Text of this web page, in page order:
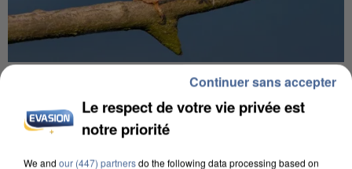
APRÈS TOUTES CES CANICULES, LES REFUGES
Le respect de votre vie privée est
notre priorité
We and our (447) partnersdo the following data processing based on
Continuer sans accepter